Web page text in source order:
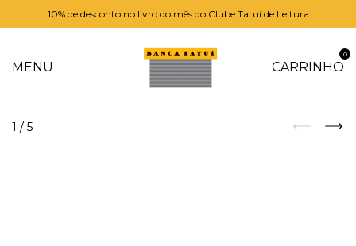
10% de desconto no livro do mês do Clube Tatuí de Leitura
MENU CARRINHO
0
1 / 5